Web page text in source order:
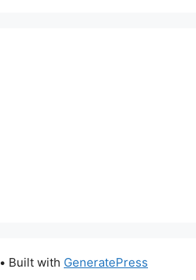
• Built with GeneratePress